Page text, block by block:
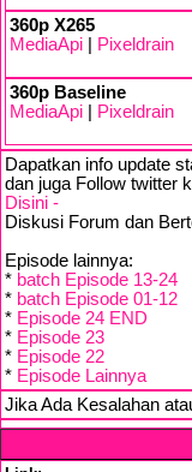
360p X265
MediaApi
Pixeldrain
360p Baseline
MediaApi
Pixeldrain
Dapatkan info update
dan juga Follow twitter
Disini -
Diskusi Forum dan
Episode lainnya:
* batch Episode 13-24
* batch Episode 01-12
* Episode 24 END
* Episode 23
* Episode 22
* Episode Lainnya
Jika Ada Kesalahan